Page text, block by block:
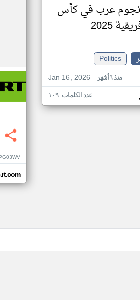
أفضل 7 نجوم عرب في كأس
2025
Politics
Jan 16, 2026
منذ ٦ أشهر
عدد الكلمات: ١٠٩